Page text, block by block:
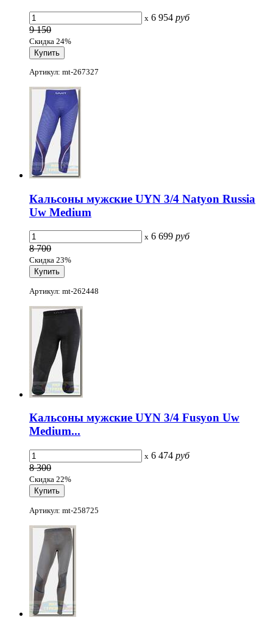
x 6 954 руб
9 150
Скидка 24%
Артикул: mt-267327
Кальсоны мужские UYN 3/4 Natyon Russia
Uw Medium
x 6 699 руб
8 700
Скидка 23%
Артикул: mt-262448
Кальсоны мужские UYN 3/4 Fusyon Uw
Medium...
x 6 474 руб
8 300
Скидка 22%
Артикул: mt-258725